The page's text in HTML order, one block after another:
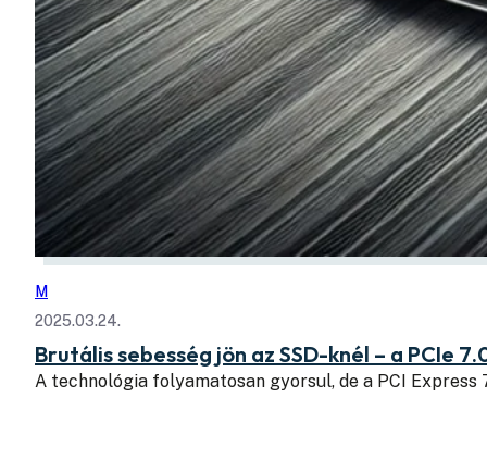
M
2025.03.24.
Brutális sebesség jön az SSD-knél – a PCIe
A technológia folyamatosan gyorsul, de a PCI Express